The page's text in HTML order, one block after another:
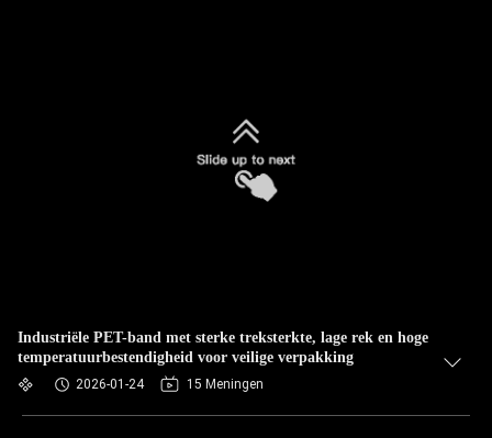
Industriële PET-band met sterke treksterkte, lage rek en hoge
temperatuurbestendigheid voor veilige verpakking
2026-01-24 15 Meningen